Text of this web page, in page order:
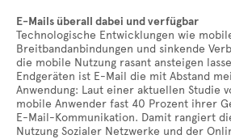
E-Mails überall dabei und verfügbar
Technologische Entwicklungen wie
Breitbandanbindungen und sinkende
die mobile Nutzung rasant ansteigen
Endgeräten ist E-Mail die mit Abstand
Anwendung: Laut einer aktuellen Studie
mobile Anwender fast 40 Prozent ihrer
E-Mail-Kommunikation. Damit rangiert
Nutzung Sozialer Netzwerke und der